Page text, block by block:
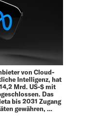
von Cloud-
Intelligenz, hat
Mrd. US-$ mit
Das
bis 2031 Zugang
gewähren, …